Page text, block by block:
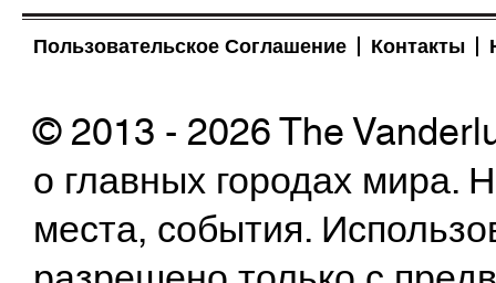
Пользовательское Соглашение Контакты
© 2013 - 2026 The
о главных городах
места, события.